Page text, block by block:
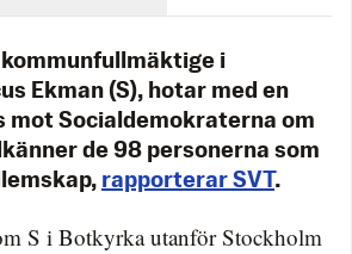
i
Ekman (S), hotar med en
mot Socialdemokraterna om
de 98 personerna som
rapporterar SVT .
S i Botkyrka utanför Stockholm